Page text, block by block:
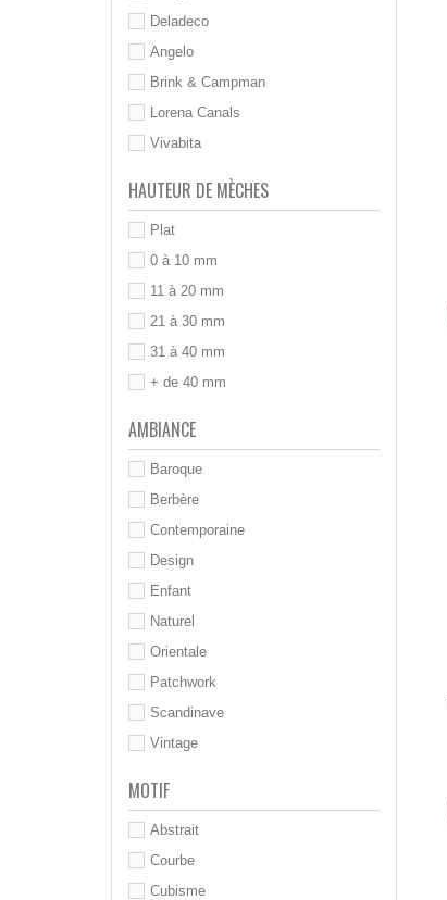
Deladeco
Angelo
Brink & Campman
Lorena Canals
Vivabita
HAUTEUR DE MÈCHES
Plat
0 à 10 mm
11 à 20 mm
21 à 30 mm
31 à 40 mm
+ de 40 mm
AMBIANCE
Baroque
Berbère
Contemporaine
Design
Enfant
Naturel
Orientale
Patchwork
Scandinave
Vintage
MOTIF
Abstrait
Courbe
Cubisme